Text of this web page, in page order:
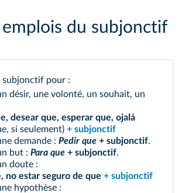
emplois du subjonctif
subjonctif pour :
désir, une volonté, un souhait, un
desear que, esperar que, ojalá
si seulement) + subjonctif
demande : Pedir que + subjonctif.
but : Para que + subjonctif.
doute :
no estar seguro de que + subjonctif
hypothèse :